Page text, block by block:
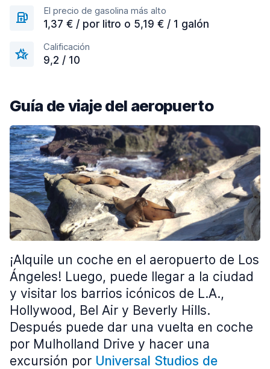
El precio de gasolina más alto
1,37 € / por litro o 5,19 € / 1 galón
Calificación
9,2 / 10
Guía de viaje del aeropuerto
¡Alquile un coche en el aeropuerto de Los
Ángeles! Luego, puede llegar a la ciudad
y visitar los barrios icónicos de L.A.,
Hollywood, Bel Air y Beverly Hills.
Después puede dar una vuelta en coche
por Mulholland Drive y hacer una
excursión por Universal Studios de